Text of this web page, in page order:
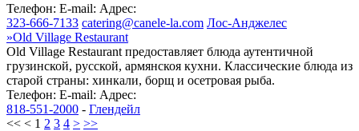
Телефон: E-mail: Адрес:
323-666-7133 catering@canele-la.com Лос-Анджелес
»Old Village Restaurant
Old Village Restaurant предоставляет блюда аутентичной
грузинской, русской, армянскоя кухни. Классические блюда из
старой страны: хинкали, борщ и осетровая рыба.
Телефон: E-mail: Адрес:
818-551-2000 - Глендейл
<< < 1 2 3 4 > >>